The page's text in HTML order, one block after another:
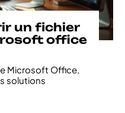
un fichier
office
Microsoft Office,
solutions